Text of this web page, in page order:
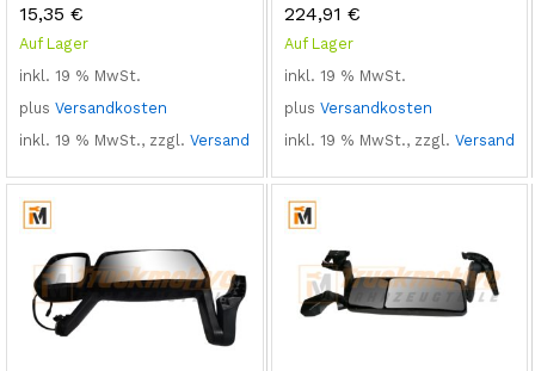
15,35 €
Auf Lager
inkl. 19 % MwSt.
plus Versandkosten
inkl. 19 % MwSt., zzgl. Versand
224,91 €
Auf Lager
inkl. 19 % MwSt.
plus Versandkosten
inkl. 19 % MwSt., zzgl. Versand